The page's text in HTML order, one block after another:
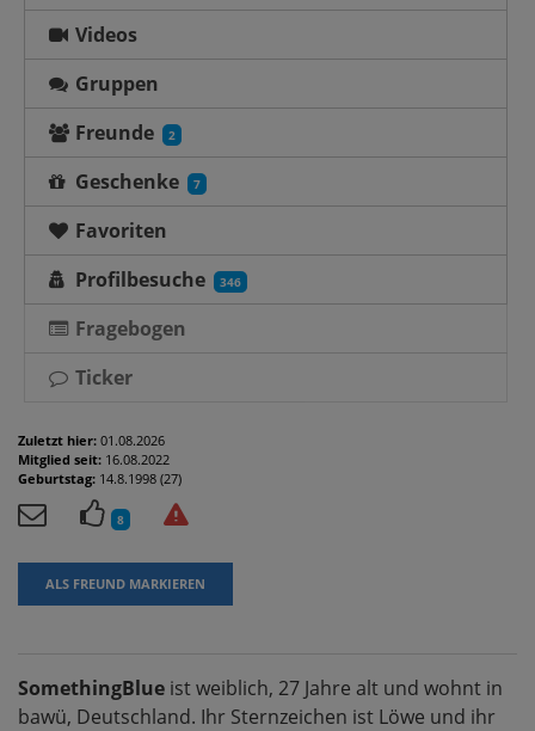
Videos
Gruppen
Freunde
2
Geschenke 7
Favoriten
Profilbesuche
346
Fragebogen
Ticker
Zuletzt hier: 01.08.2026
Mitglied seit: 16.08.2022
Geburtstag: 14.8.1998 (27)
8
ALS FREUND MARKIEREN
SomethingBlue ist weiblich, 27 Jahre alt und wohnt in
bawü, Deutschland. Ihr Sternzeichen ist Löwe und ihr